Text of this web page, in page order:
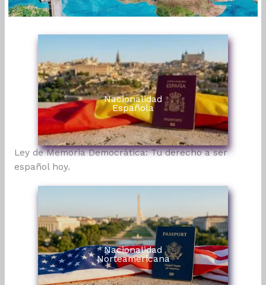
Nacionalidad
Española
Ley de Memoria Democrática: Tu derecho a ser
español hoy.
Nacionalidad
Norteamericana